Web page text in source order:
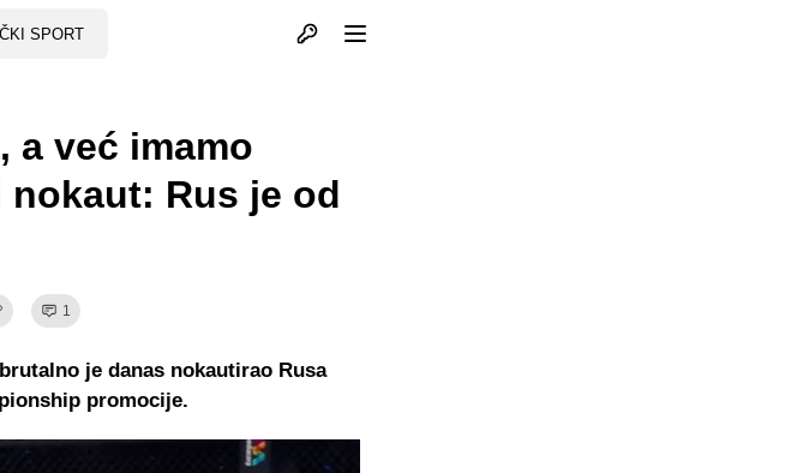
SPORT Otvori profil
a već imamo
Rus je od
1
je danas nokautirao Rusa
promocije.